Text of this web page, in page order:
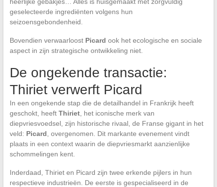
geselecteerde ingrediënten volgens hun
seizoensgebondenheid.
Bovendien verwaarloost Picard ook het ecologische en sociale
aspect in zijn strategische ontwikkeling niet.
De ongekende transactie:
Thiriet verwerft Picard
In een ongekende stap die de detailhandel in Frankrijk heeft
geschokt, heeft Thiriet, het iconische merk van
diepvriesvoedsel, zijn historische rivaal, de Franse gigant in het
veld: Picard , overgenomen. Dit markante evenement vindt
plaats in een context waarin de diepvriesmarkt aanzienlijke
schommelingen kent.
Inderdaad, Thiriet en Picard zijn twee erkende pijlers in hun
respectieve industrieën. De eerste is gespecialiseerd in de